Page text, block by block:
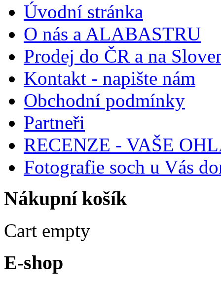
Úvodní stránka
O nás a ALABASTRU
Prodej do ČR a na
Kontakt - napište nám
Obchodní podmínky
Partneři
RECENZE - VAŠE
Fotografie soch u Vás
Nákupní košík
Cart empty
E-shop